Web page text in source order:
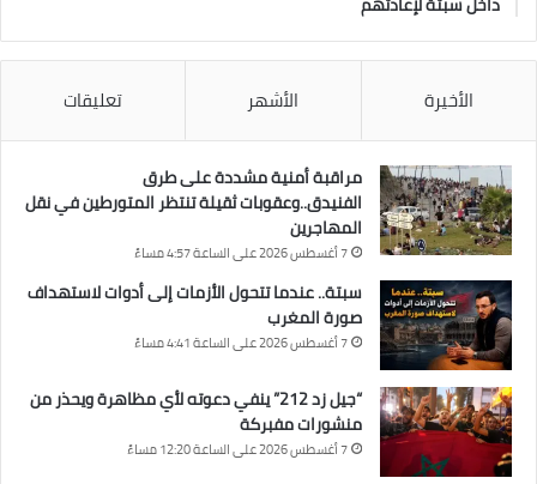
الأخيرة الأشهر تعليقات
مراقبة أمنية مشددة على طرق
الفنيدق..وعقوبات ثقيلة تنتظر المتورطين في نقل
المهاجرين
7 أغسطس 2026 على الساعة 4:57 مساءً
سبتة.. عندما تتحول الأزمات إلى أدوات لاستهداف
صورة المغرب
7 أغسطس 2026 على الساعة 4:41 مساءً
“جيل زد 212” ينفي دعوته لأي مظاهرة ويحذر من
منشورات مفبركة
7 أغسطس 2026 على الساعة 12:20 مساءً